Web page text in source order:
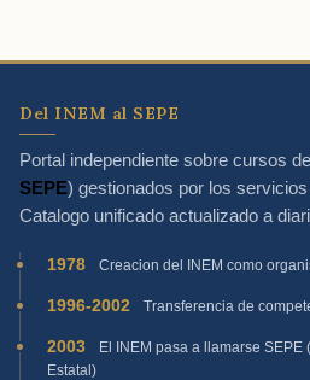
Del INEM al SEPE
Portal independiente sobre cursos
SEPE) gestionados por los
Catalogo unificado actualizado a
1978 Creacion del INEM como
1996-2002 Transferencia de
2003
El INEM pasa a llamarse
Estatal)